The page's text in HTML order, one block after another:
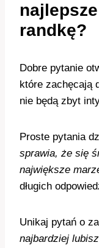
randkę?
Dobre pytanie
które zachęcają
nie będą zbyt
Proste pytania
sprawia, że się
największe
długich
Unikaj pytań o
najbardziej